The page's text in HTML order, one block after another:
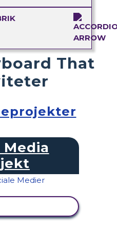
That
Media